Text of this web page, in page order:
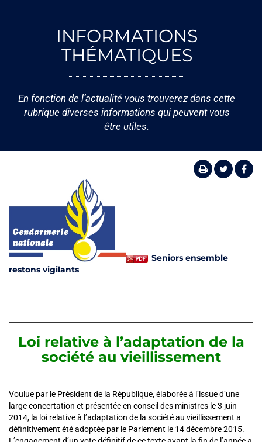
INFORMATIONS
THÉMATIQUES
En fonction de l’actualité vous trouverez dans cette
rubrique diverses informations qui peuvent vous
être utiles.
Seniors ensemble
restons vigilants
Loi relative à l’adaptation de la
société au vieillissement
Voulue par le Président de la République, élaborée à l’issue d’une
large concertation et présentée en conseil des ministres le 3 juin
2014, la loi relative à l’adaptation de la société au vieillissement a
définitivement été adoptée par le Parlement le 14 décembre 2015.